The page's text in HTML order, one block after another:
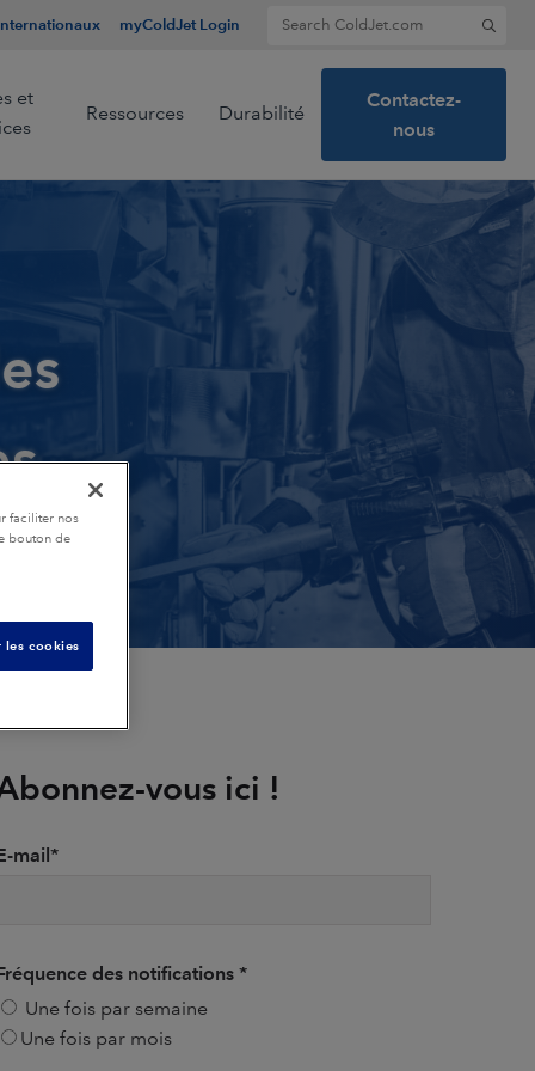
myColdJet Login Search for:
et
Ressources Durabilité
Contactez-
nous
vous ici !
mail *
des notifications *
Une fois par semaine
Une fois par mois
faciliter nos
bouton de
les cookies